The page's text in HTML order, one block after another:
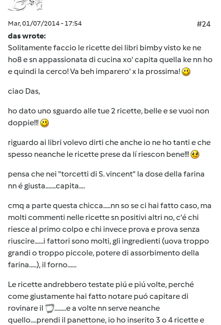
Mar, 01/07/2014 - 17:54
#24
das wrote:
Solitamente faccio le ricette dei libri bimby visto ke ne
ho8 e sn appassionata di cucina xo' capita quella ke nn ho
e quindi la cerco! Va beh imparero' x la prossima!
ciao Das,
ho dato uno sguardo alle tue 2 ricette, belle e se vuoi non
doppie!!!
riguardo ai libri volevo dirti che anche io ne ho tanti e che
spesso neanche le ricette prese da lí riescon bene!!!
pensa che nei "torcetti di S. vincent" la dose della farina
nn é giusta.......capita....
cmq a parte questa chicca.....nn so se ci hai fatto caso, ma
molti commenti nelle ricette sn positivi altri no, c'é chi
riesce al primo colpo e chi invece prova e prova senza
riuscire......i fattori sono molti, gli ingredienti (uova troppo
grandi o troppo piccole, potere di assorbimento della
farina.....), il forno......
Le ricette andrebbero testate piú e piú volte, perché
come giustamente hai fatto notare puó capitare di
rovinare il
........e a volte nn serve neanche
quello....prendi il panettone, io ho inserito 3 o 4 ricette e